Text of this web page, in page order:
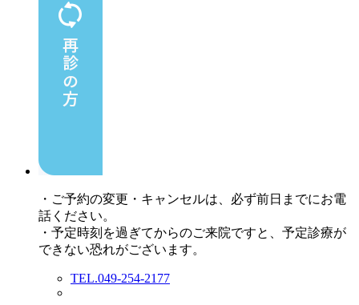
・ご予約の変更・キャンセルは、必ず前日までにお電
話ください。
・予定時刻を過ぎてからのご来院ですと、予定診療が
できない恐れがございます。
TEL.049-254-2177